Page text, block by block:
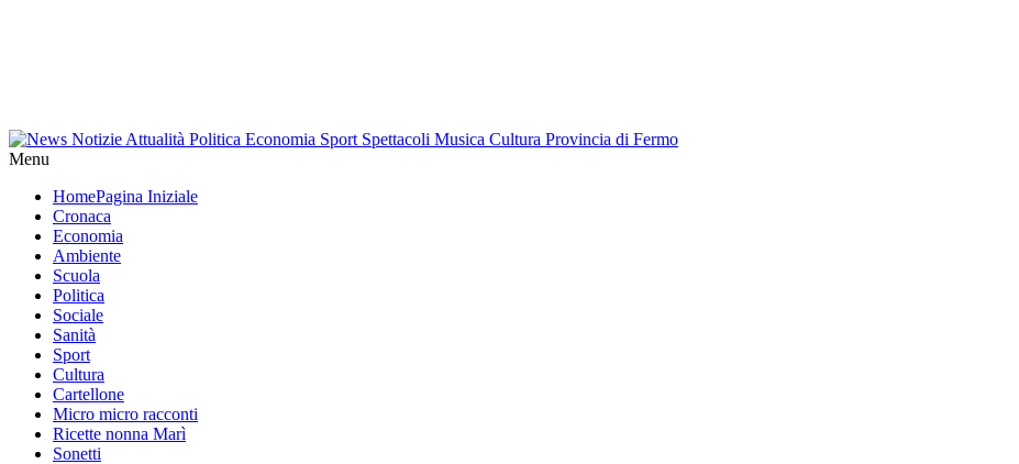
Menu
HomePagina Iniziale
Cronaca
Economia
Ambiente
Scuola
Politica
Sociale
Sanità
Sport
Cultura
Cartellone
Micro micro racconti
Ricette nonna Marì
Sonetti